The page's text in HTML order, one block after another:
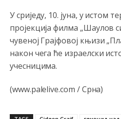
У сриједу, 10. јуна, у истом
пројекција филма „Шаулов
чувеној Грајфовој књизи
након чега ће израелски
учесницима.
(www.palelive.com / Срна)
Анонимно2807791 јуче
11:39
БиХ није гласала да је
р а ц по самару луди турко.
Анонимно2807895
Dobro zboris 791,ovaj721 dok
mu je porodica znala da je glup!
Анонимно2807895